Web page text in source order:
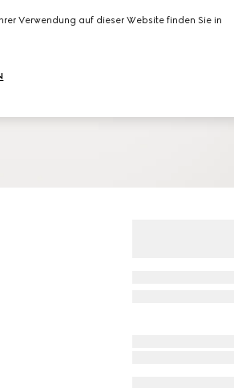
Verwendung auf dieser Website finden Sie in